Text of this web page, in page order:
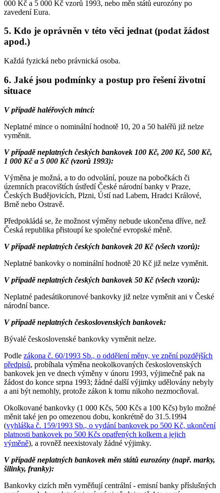
000 Kč a 5 000 Kč vzorů 1993, nebo měn států eurozóny po
zavedení Eura.
5. Kdo je oprávněn v této věci jednat (podat žádost
apod.)
Každá fyzická nebo právnická osoba.
6. Jaké jsou podmínky a postup pro řešení životní
situace
V případě haléřových mincí:
Neplatné mince o nominální hodnotě 10, 20 a 50 haléřů již nelze
vyměnit.
V případě neplatných českých bankovek 100 Kč, 200 Kč, 500 Kč,
1 000 Kč a 5 000 Kč (vzorů 1993):
Výměna je možná, a to do odvolání, pouze na pobočkách či
územních pracovištích ústředí České národní banky v Praze,
Českých Budějovicích, Plzni, Ústí nad Labem, Hradci Králové,
Brně nebo Ostravě.
Předpokládá se, že možnost výměny nebude ukončena dříve, než
Česká republika přistoupí ke společné evropské měně.
V případě neplatných českých bankovek 20 Kč (všech vzorů):
Neplatné bankovky o nominální hodnotě 20 Kč již nelze vyměnit.
V případě neplatných českých bankovek 50 Kč (všech vzorů):
Neplatné padesátikorunové bankovky již nelze vyměnit ani v České
národní bance.
V případě neplatných československých bankovek:
Bývalé československé bankovky vyměnit nelze.
Podle zákona č. 60/1993 Sb., o oddělení měny, ve znění pozdějších
předpisů, probíhala výměna neokolkovaných československých
bankovek jen ve dnech výměny v únoru 1993, výjimečně pak na
žádost do konce srpna 1993; žádné další výjimky udělovány nebyly
a ani být nemohly, protože zákon k tomu nikoho nezmocňoval.
Okolkované bankovky (1 000 Kčs, 500 Kčs a 100 Kčs) bylo možné
měnit také jen po omezenou dobu, konkrétně do 31.5.1994
(vyhláška č. 159/1993 Sb., o vydání bankovek po 500 Kč, ukončení
platnosti bankovek po 500 Kčs opatřených kolkem a jejich
výměně), a rovněž neexistovaly žádné výjimky.
V případě neplatných bankovek měn států eurozóny (např. marky,
šilinky, franky):
Bankovky cizích měn vyměňují centrální - emisní banky příslušných